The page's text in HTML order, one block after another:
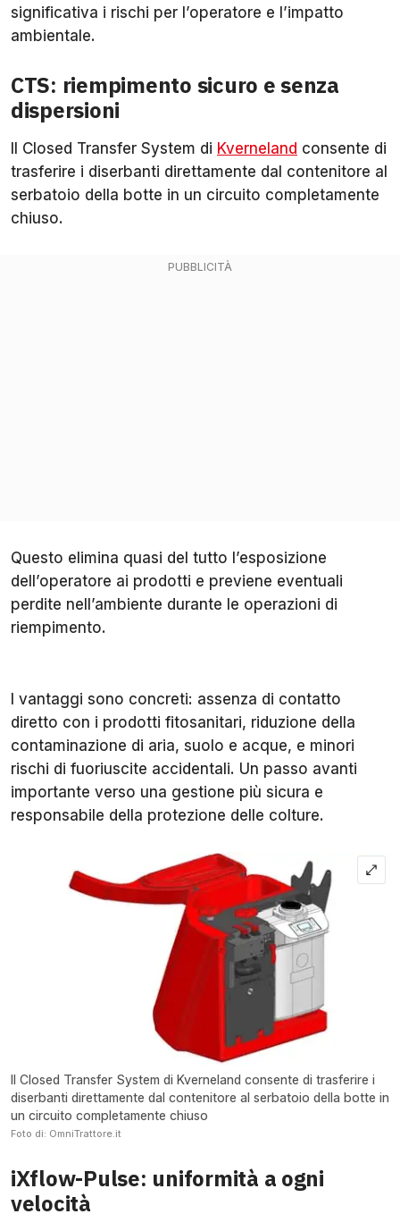
significativa i rischi per l’operatore e l’impatto
ambientale.
CTS: riempimento sicuro e senza
dispersioni
Il Closed Transfer System di Kverneland consente di
trasferire i diserbanti direttamente dal contenitore al
serbatoio della botte in un circuito completamente
chiuso.
Questo elimina quasi del tutto l’esposizione
dell’operatore ai prodotti e previene eventuali
perdite nell’ambiente durante le operazioni di
riempimento.
I vantaggi sono concreti: assenza di contatto
diretto con i prodotti fitosanitari, riduzione della
contaminazione di aria, suolo e acque, e minori
rischi di fuoriuscite accidentali. Un passo avanti
importante verso una gestione più sicura e
responsabile della protezione delle colture.
Il Closed Transfer System di Kverneland consente di trasferire i
diserbanti direttamente dal contenitore al serbatoio della botte in
un circuito completamente chiuso
Foto di: OmniTrattore.it
iXflow-Pulse: uniformità a ogni
velocità